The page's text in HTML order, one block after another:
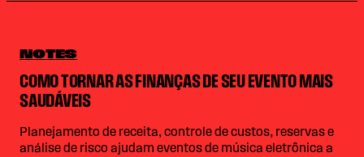
NOTES
COMO TORNAR AS FINANÇAS DE SEU EVENTO MAIS
SAUDÁVEIS
Planejamento de receita, controle de custos, reservas e
análise de risco ajudam eventos de música eletrônica a